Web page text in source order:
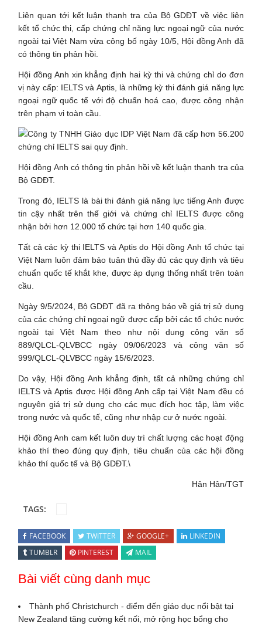
Liên quan tới kết luận thanh tra của Bộ GDĐT về việc liên
kết tổ chức thi, cấp chứng chỉ năng lực ngoại ngữ của nước
ngoài tại Việt Nam vừa công bố ngày 10/5, Hội đồng Anh đã
có thông tin phản hồi.
Hội đồng Anh xin khẳng định hai kỳ thi và chứng chỉ do đơn
vị này cấp: IELTS và Aptis, là những kỳ thi đánh giá năng lực
ngoại ngữ quốc tế với độ chuẩn hoá cao, được công nhận
trên phạm vi toàn cầu.
Hội đồng Anh có thông tin phản hồi về kết luận thanh tra của
Bộ GDĐT.
Trong đó, IELTS là bài thi đánh giá năng lực tiếng Anh được
tin cậy nhất trên thế giới và chứng chỉ IELTS được công
nhận bởi hơn 12.000 tổ chức tại hơn 140 quốc gia.
Tất cả các kỳ thi IELTS và Aptis do Hội đồng Anh tổ chức tại
Việt Nam luôn đảm bảo tuân thủ đầy đủ các quy định và tiêu
chuẩn quốc tế khắt khe, được áp dụng thống nhất trên toàn
cầu.
Ngày 9/5/2024, Bộ GDĐT đã ra thông báo về giá trị sử dụng
của các chứng chỉ ngoại ngữ được cấp bởi các tổ chức nước
ngoài tại Việt Nam theo như nội dung công văn số
889/QLCL-QLVBCC ngày 09/06/2023 và công văn số
999/QLCL-QLVBCC ngày 15/6/2023.
Do vậy, Hội đồng Anh khẳng định, tất cả những chứng chỉ
IELTS và Aptis được Hội đồng Anh cấp tại Việt Nam đều có
nguyên giá trị sử dụng cho các mục đích học tập, làm việc
trong nước và quốc tế, cũng như nhập cư ở nước ngoài.
Hội đồng Anh cam kết luôn duy trì chất lượng các hoạt động
khảo thí theo đúng quy định, tiêu chuẩn của các hội đồng
khảo thí quốc tế và Bộ GDĐT.\
Hân Hân/TGT
TAGS:
FACEBOOK TWITTER GOOGLE+
LINKEDIN
TUMBLR
PINTEREST MAIL
Bài viết cùng danh mục
Thành phố Christchurch - điểm đến giáo dục nổi bật tại
New Zealand tăng cường kết nối, mở rộng học bổng cho